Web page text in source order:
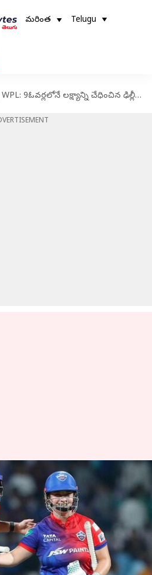
మరింత Telugu
WPL: 9ఓవర్లలోనే లక్ష్యాన్ని చేధించిన ఢిల్లీ.. పాయింట్ల పట్టికలో అగ్రస్థానం
లక్ష్యాన్ని
పాయింట్ల పట్టికలో
21, 2023 10:48 am